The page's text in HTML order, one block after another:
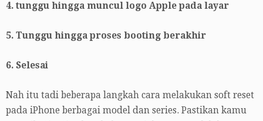
4. tunggu hingga muncul logo Apple pada layar
5. Tunggu hingga proses booting berakhir
6. Selesai
Nah itu tadi beberapa langkah cara melakukan soft reset
pada iPhone berbagai model dan series. Pastikan kamu